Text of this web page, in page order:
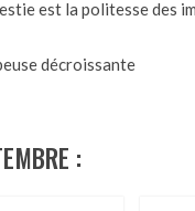
est la politesse des
décroissante
: